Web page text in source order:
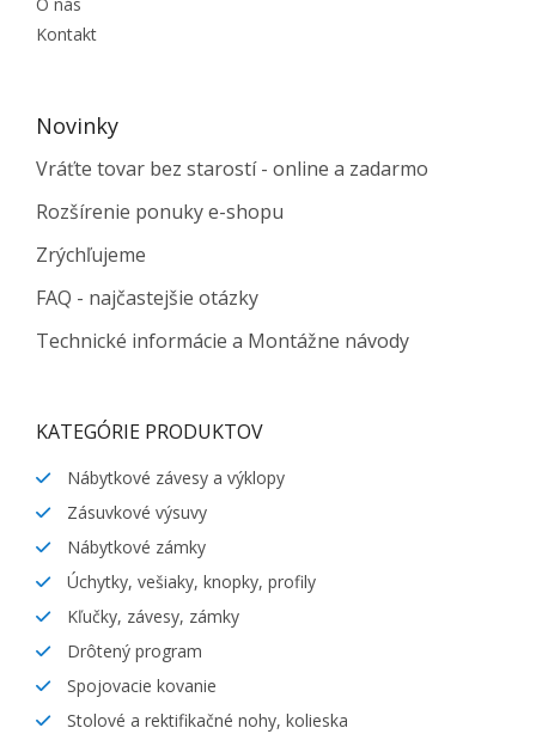
O nás
Kontakt
Novinky
Vráťte tovar bez starostí - online a zadarmo
Rozšírenie ponuky e-shopu
Zrýchľujeme
FAQ - najčastejšie otázky
Technické informácie a Montážne návody
KATEGÓRIE PRODUKTOV
Nábytkové závesy a výklopy
Zásuvkové výsuvy
Nábytkové zámky
Úchytky, vešiaky, knopky, profily
Kľučky, závesy, zámky
Drôtený program
Spojovacie kovanie
Stolové a rektifikačné nohy, kolieska